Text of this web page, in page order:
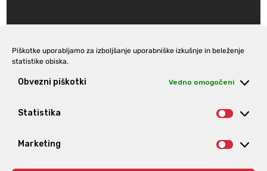
Piškotke uporabljamo za izboljšanje uporabniške izkušnje in beleženje
statistike obiska.
Obvezni piškotki Vedno omogočeni
Statistika
Marketing